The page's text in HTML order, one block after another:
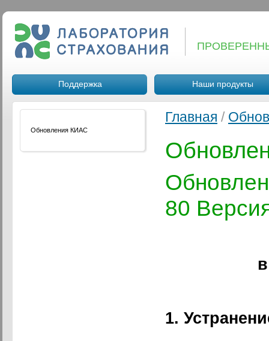
Поддержка Наши продукты
Обновления КИАС
Главная /
80
1.